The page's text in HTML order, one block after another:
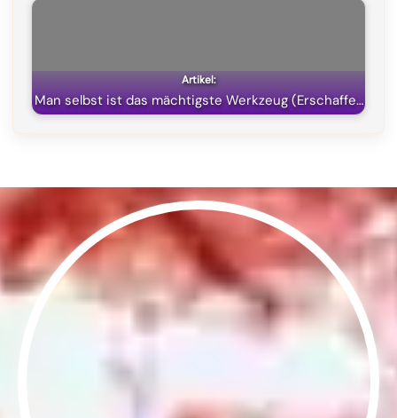
Man selbst ist das mächtigste Werkzeug (Erschaffe…